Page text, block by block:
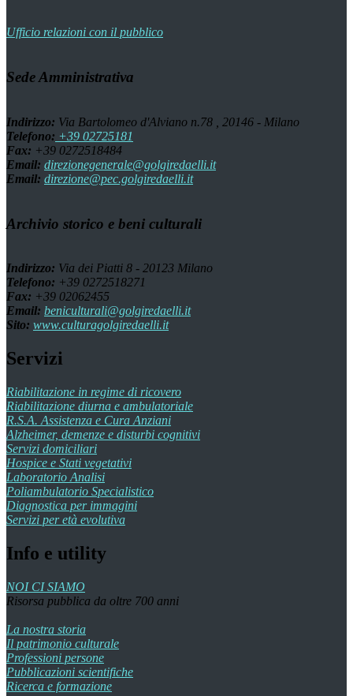
Ufficio relazioni con il pubblico
Sede Amministrativa
Indirizzo: Via Bartolomeo d'Alviano n.78 , 20146 - Milano
Telefono: +39 02725181
Fax: +39 0272518484
Email: direzionegenerale@golgiredaelli.it
Email: direzione@pec.golgiredaelli.it
Archivio storico e beni culturali
Indirizzo: Via dei Piatti 8 - 20123 Milano
Telefono: +39 0272518271
Fax: +39 02062455
Email: beniculturali@golgiredaelli.it
Sito: www.culturagolgiredaelli.it
Servizi
Riabilitazione in regime di ricovero
Riabilitazione diurna e ambulatoriale
R.S.A. Assistenza e Cura Anziani
Alzheimer, demenze e disturbi cognitivi
Servizi domiciliari
Hospice e Stati vegetativi
Laboratorio Analisi
Poliambulatorio Specialistico
Diagnostica per immagini
Servizi per età evolutiva
Info e utility
NOI CI SIAMO
Risorsa pubblica da oltre 700 anni
La nostra storia
Il patrimonio culturale
Professioni persone
Pubblicazioni scientifiche
Ricerca e formazione